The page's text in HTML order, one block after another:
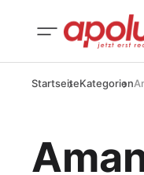
StartseiteKategorien